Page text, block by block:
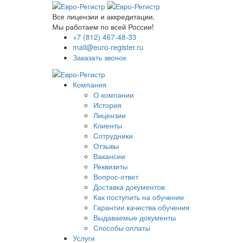
Все лицензии и аккредитации.
Мы работаем по всей России!
+7 (812) 467-48-33
mail@euro-register.ru
Заказать звонок
Компания
О компании
История
Лицензии
Клиенты
Сотрудники
Отзывы
Вакансии
Реквизиты
Вопрос-ответ
Доставка документов
Как поступить на обучение
Гарантии качества обучения
Выдаваемые документы
Способы оплаты
Услуги